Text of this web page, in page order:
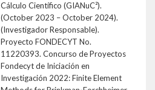
Cálculo Científico (GIANuC²).
(October 2023 – October 2024).
(Investigador Responsable).
Proyecto FONDECYT No.
11220393. Concurso de Proyectos
Fondecyt de Iniciación en
Investigación 2022: Finite Element